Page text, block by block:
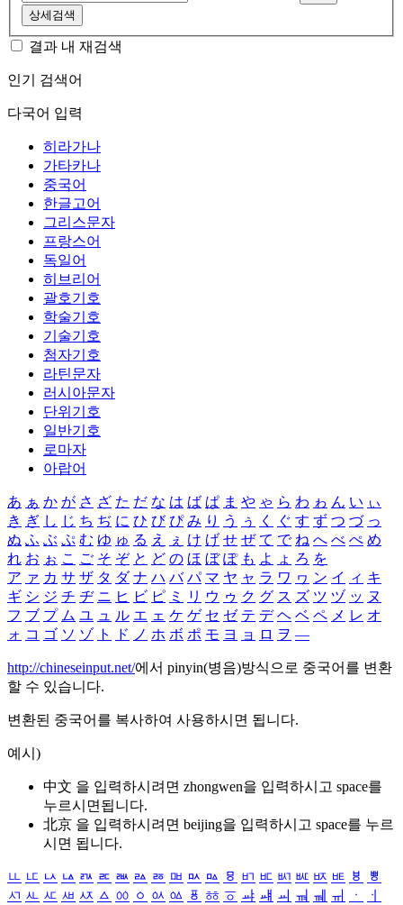
상세검색
결과 내 재검색
인기 검색어
다국어 입력
히라가나
가타카나
중국어
한글고어
그리스문자
프랑스어
독일어
히브리어
괄호기호
학술기호
기술기호
첨자기호
라틴문자
러시아문자
단위기호
일반기호
로마자
아랍어
あ ぁ か が さ ざ た だ な は ば ぱ ま や ゃ ら わ ゎ ん い ぃ
き ぎ し じ ち ぢ に ひ び ぴ み り う ぅ く ぐ す ず つ づ っ
ぬ ふ ぶ ぷ む ゆ ゅ る え ぇ け げ せ ぜ て で ね へ べ ぺ め
れ お ぉ こ ご そ ぞ と ど の ほ ぼ ぽ も よ ょ ろ を
ア ァ カ サ ザ タ ダ ナ ハ バ パ マ ヤ ャ ラ ワ ヮ ン イ ィ キ
ギ シ ジ チ ヂ ニ ヒ ビ ピ ミ リ ウ ゥ ク グ ス ズ ツ ヅ ッ ヌ
フ ブ プ ム ユ ュ ル エ ェ ケ ゲ セ ゼ テ デ ヘ ベ ペ メ レ オ
ォ コ ゴ ソ ゾ ト ド ノ ホ ボ ポ モ ヨ ョ ロ ヲ ―
http://chineseinput.net/에서 pinyin(병음)방식으로 중국어를 변환
할 수 있습니다.
변환된 중국어를 복사하여 사용하시면 됩니다.
예시)
中文 을 입력하시려면 zhongwen을 입력하시고 space를
누르시면됩니다.
北京 을 입력하시려면 beijing을 입력하시고 space를 누르
시면 됩니다.
ㅥ ㅦ ㅧ ㅨ ㅩ ㅪ ㅫ ㅬ ㅭ ㅮ ㅯ ㅰ ㅱ ㅲ ㅳ ㅴ ㅵ ㅶ ㅷ ㅸ
ㅹ
ㅺ ㅻ ㅼ ㅽ ㅾ ㅿ ㆀ ㆁ ㆂ ㆃ ㆄ ㆅ ㆆ ㆇ ㆈ ㆉ ㆊ ㆋ ㆌ ㆍ
ㆎ